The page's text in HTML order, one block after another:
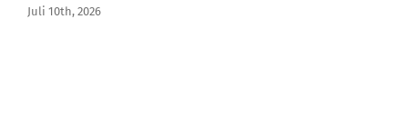
Juli 10th, 2026